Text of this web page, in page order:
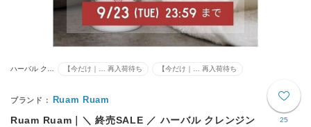
ハーバル ク… 【今だけ｜… 再入荷待ち 【今だけ｜… 再入荷待ち
25
Ruam Ruam
Ruam Ruam｜＼ 終売SALE ／ ハーバル クレンジン